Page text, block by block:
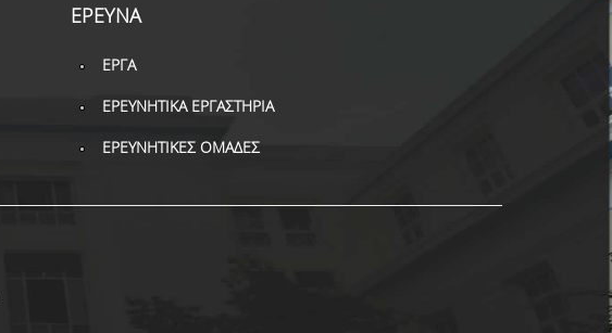
ΕΡΕΥΝΑ
ΕΡΓΑ
ΕΡΕΥΝΗΤΙΚΑ ΕΡΓΑΣΤΗΡΙΑ
ΕΡΕΥΝΗΤΙΚΕΣ ΟΜΑΔΕΣ